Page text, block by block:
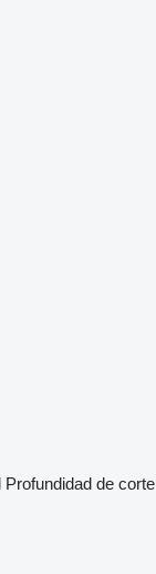
Profundidad de corte